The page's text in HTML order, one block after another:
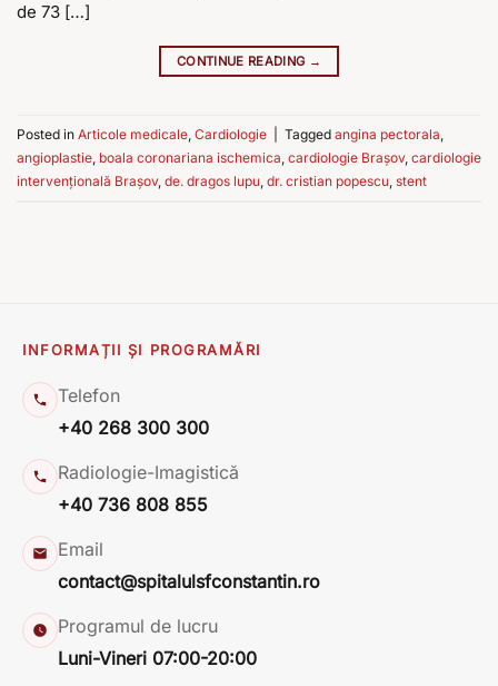
de 73 […]
CONTINUE READING →
Posted in Articole medicale, Cardiologie Tagged angina pectorala,
angioplastie, boala coronariana ischemica, cardiologie Brașov, cardiologie
intervențională Brașov, de. dragos lupu, dr. cristian popescu, stent
INFORMAȚII ȘI PROGRAMĂRI
Telefon
+40 268 300 300
Radiologie-Imagistică
+40 736 808 855
Email
contact@spitalulsfconstantin.ro
Programul de lucru
Luni-Vineri 07:00-20:00